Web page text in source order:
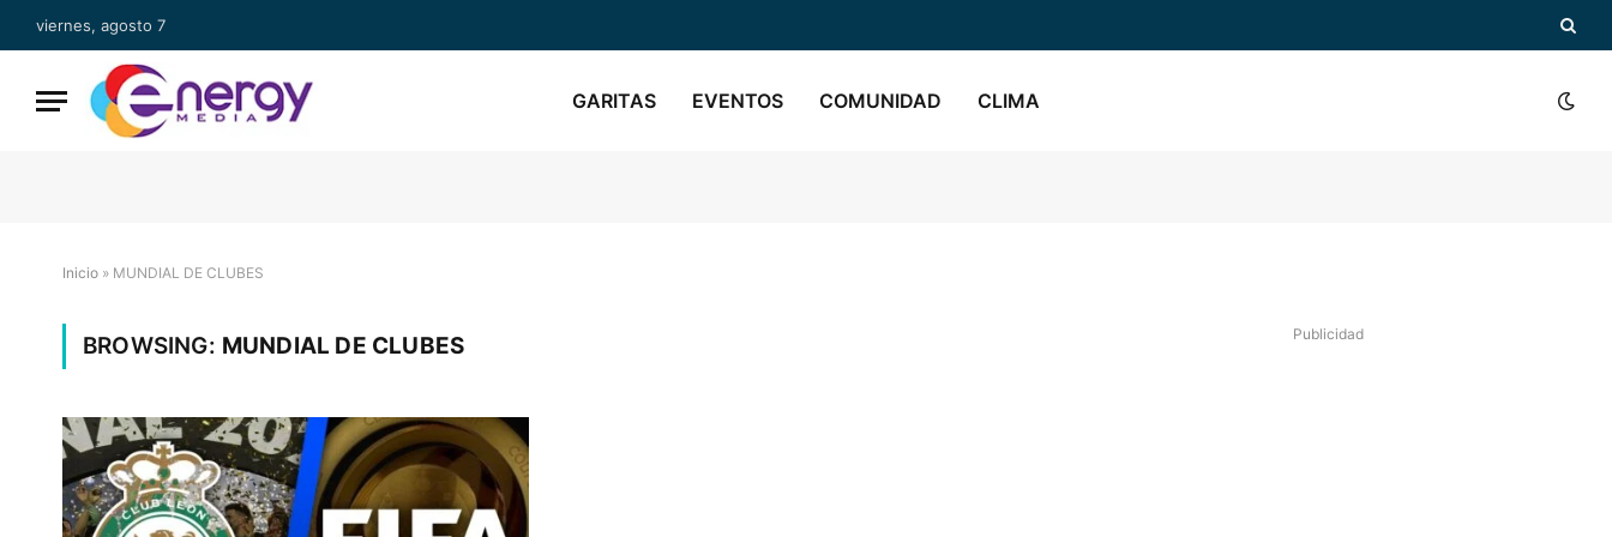
viernes, agosto 7
GARITAS EVENTOS COMUNIDAD CLIMA
Inicio » MUNDIAL DE CLUBES
BROWSING: MUNDIAL DE CLUBES Publicidad